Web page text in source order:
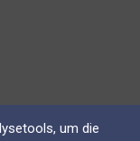
um die